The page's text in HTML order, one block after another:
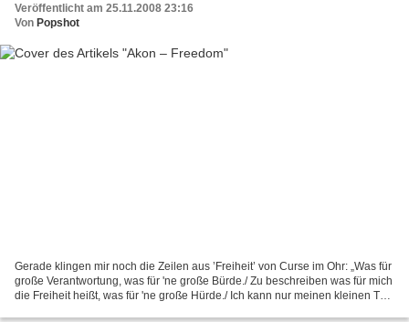
Veröffentlicht am 25.11.2008 23:16
Von Popshot
Gerade klingen mir noch die Zeilen aus ’Freiheit’ von Curse im Ohr: „Was für
große Verantwortung, was für 'ne große Bürde./ Zu beschreiben was für mich
die Freiheit heißt, was für 'ne große Hürde./ Ich kann nur meinen kleinen Teil